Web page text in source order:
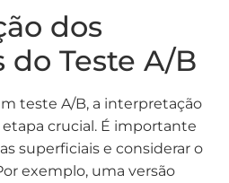
dos
do Teste A/B
teste A/B, a interpretação
crucial. É importante
superficiais e considerar o
exemplo, uma versão